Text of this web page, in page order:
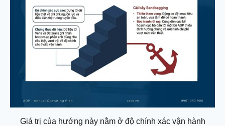
Giá trị của hướng này nằm ở độ chính xác vận hành